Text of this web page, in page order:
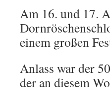
Am 16. und 17.
einem großen
Anlass war der
der an diesem